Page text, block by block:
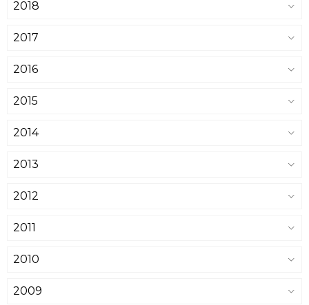
2018
2017
2016
2015
2014
2013
2012
2011
2010
2009